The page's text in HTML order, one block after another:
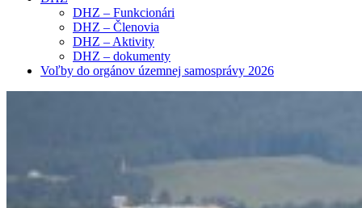
DHZ – Funkcionári
DHZ – Členovia
DHZ – Aktivity
DHZ – dokumenty
Voľby do orgánov územnej samosprávy 2026